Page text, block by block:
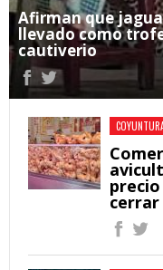
Afirman que
llevado como
cautiverio